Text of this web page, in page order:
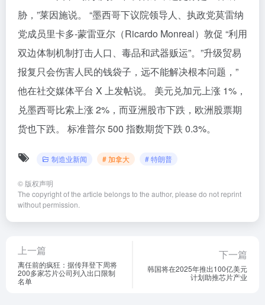
胁，”莱因施说。 “墨西哥下议院领导人、执政党莫雷纳
党成员里卡多-蒙雷亚尔（Ricardo Monreal）敦促 “利用
双边体制机制打击人口、毒品和武器贩运”。”升级贸易
报复只会伤害人民的钱袋子，远不能解决根本问题，”
他在社交媒体平台 X 上发帖说。 美元兑加元上涨 1%，
兑墨西哥比索上涨 2%，而亚洲股市下跌，欧洲股票期
货也下跌。 标准普尔 500 指数期货下跌 0.3%。
制造业新闻 # 加拿大 # 特朗普
© 版权声明
The copyright of the article belongs to the author, please do not reprint
without permission.
上一篇
离任前的疯狂：据传拜登下周将
200多家芯片公司列入出口限制
名单
下一篇
韩国将在2025年推出100亿美元
计划助推芯片产业